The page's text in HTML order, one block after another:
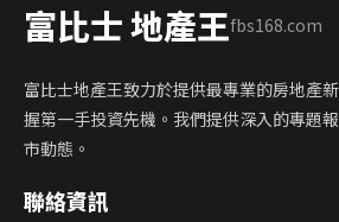
富比士 地產王fbs168.com
富比士地產王致力於提供最專業的房地產
握第一手投資先機。我們提供深入的專題
市動態。
聯絡資訊